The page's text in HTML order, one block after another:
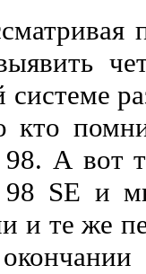
кто
А вот
SE и
и те же